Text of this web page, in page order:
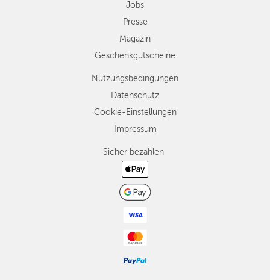
Jobs
Presse
Magazin
Geschenkgutscheine
Nutzungsbedingungen
Datenschutz
Cookie-Einstellungen
Impressum
Sicher bezahlen